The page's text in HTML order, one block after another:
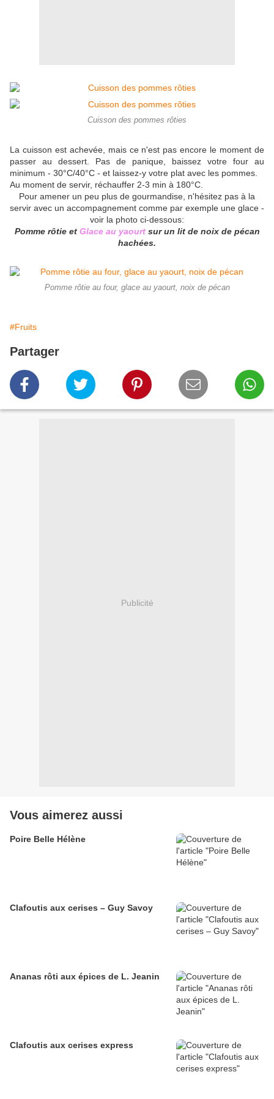
Cuisson des pommes rôties
La cuisson est achevée, mais ce n'est pas encore le moment de
passer au dessert. Pas de panique, baissez votre four au
minimum - 30°C/40°C - et laissez-y votre plat avec les pommes.
Au moment de servir, réchauffer 2-3 min à 180°C.
Pour amener un peu plus de gourmandise, n'hésitez pas à la
servir avec un accompagnement comme par exemple une glace -
voir la photo ci-dessous:
Pomme rôtie et Glace au yaourtsur un lit de noix de pécan
hachées.
Pomme rôtie au four, glace au yaourt, noix de pécan
#Fruits
Partager
Publicité
Vous aimerez aussi
Poire Belle Hélène
Clafoutis aux cerises – Guy Savoy
Ananas rôti aux épices de L. Jeanin
Clafoutis aux cerises express